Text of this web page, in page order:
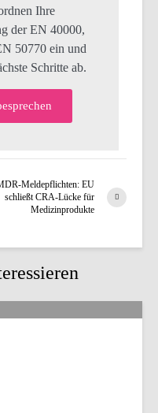
Ihre
der EN 40000,
50770 ein und
Schritte ab.
Meldepflichten: EU
schließt CRA-Lücke für
Medizinprodukte